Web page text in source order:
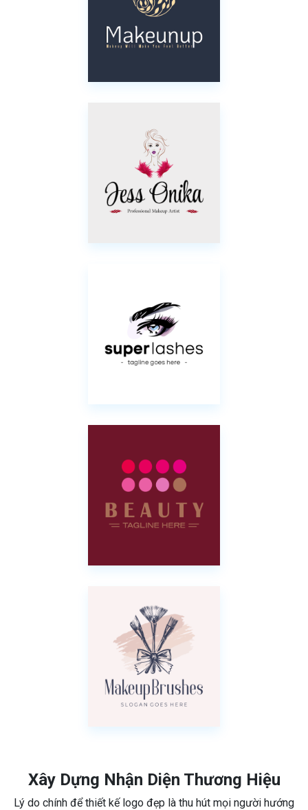
Xây Dựng Nhận Diện Thương Hiệu
Lý do chính để thiết kế logo đẹp là thu hút mọi người hướng